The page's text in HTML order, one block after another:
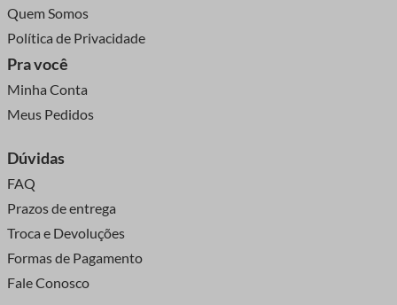
Quem Somos
Política de Privacidade
Pra você
Minha Conta
Meus Pedidos
Dúvidas
FAQ
Prazos de entrega
Troca e Devoluções
Formas de Pagamento
Fale Conosco